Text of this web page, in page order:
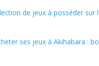
de jeux à posséder sur
ses jeux à Akihabara :